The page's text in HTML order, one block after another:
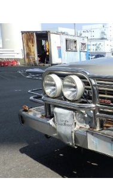
日
産
ク
オ
ン
（ADG-
CD2ZA）・
2009
年
式
を